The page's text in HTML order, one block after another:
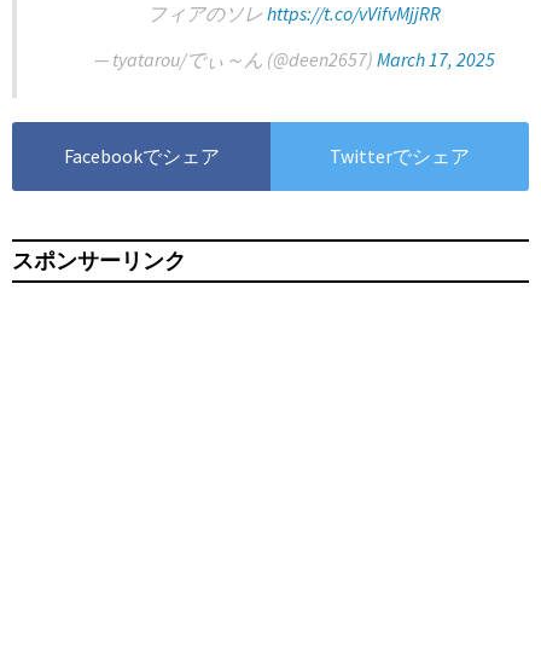
フィアのソレhttps://t.co/vVifvMjjRR
— tyatarou/でぃ～ん (@deen2657) March 17, 2025
Facebookでシェア Twitterでシェア
スポンサーリンク